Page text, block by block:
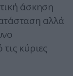
άσκηση
αλλά
κύριες